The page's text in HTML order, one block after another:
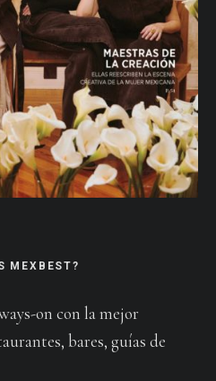
MEXBEST?
on con la mejor
bares, guías de